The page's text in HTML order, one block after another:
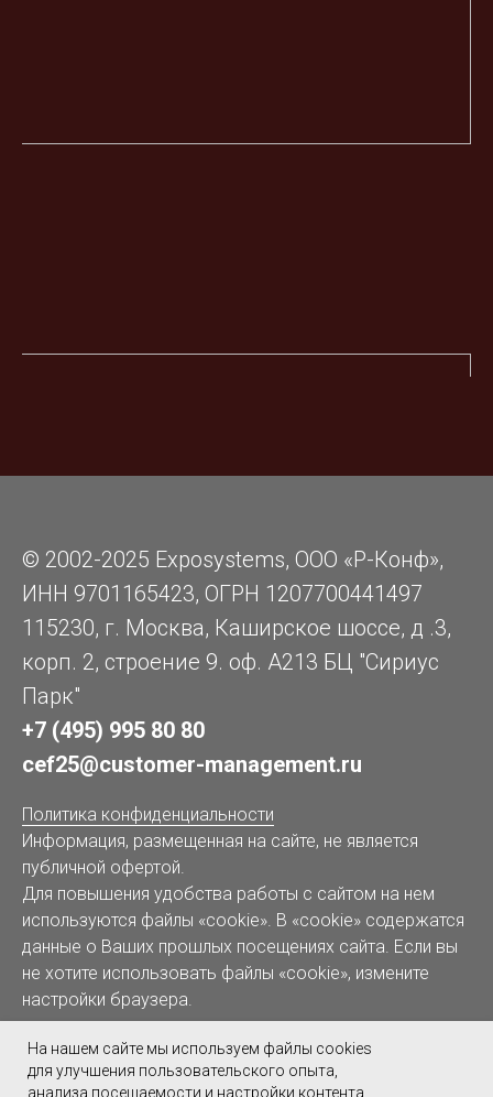
На нашем сайте мы используем файлы cookies
для улучшения пользовательского опыта,
анализа посещаемости и настройки контента.
© 2002-2025 Exposystems, ООО «Р-Конф»,
ИНН 9701165423, ОГРН 1207700441497
115230, г. Москва, Каширское шоссе, д .3,
корп. 2, строение 9. оф. А213 БЦ "Сириус
Парк"
+7 (495) 995 80 80
cef25@customer-management.ru
Политика конфиденциальности
Информация, размещенная на сайте, не является
публичной офертой.
Для повышения удобства работы с сайтом на нем
используются файлы «cookie» . В «cookie» содержатся
данные о Ваших прошлых посещениях сайта. Если вы
не хотите использовать файлы «cookie», измените
настройки браузера.